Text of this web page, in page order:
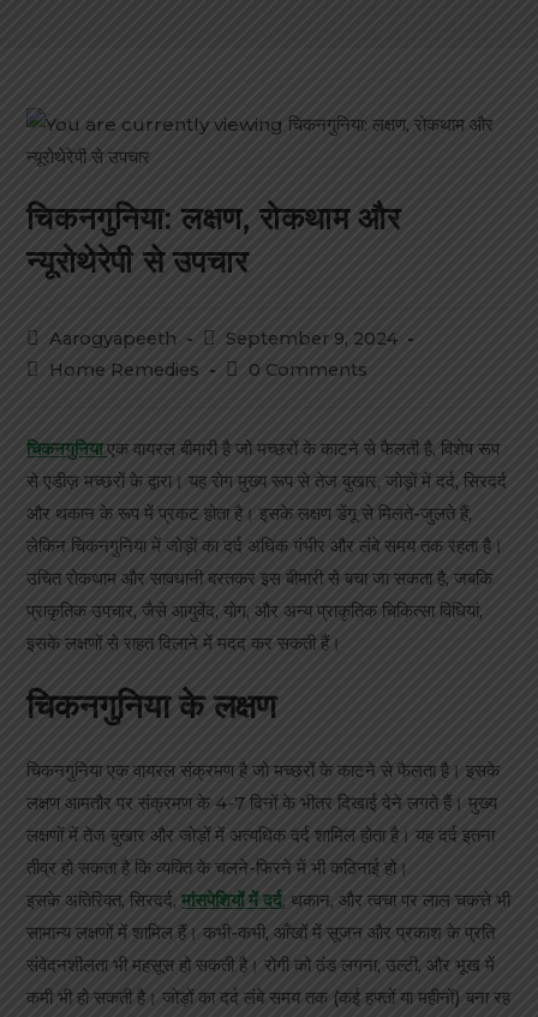
चिकनगुनिया: लक्षण, रोकथाम और
न्यूरोथेरेपी से उपचार
Aarogyapeeth
September 9, 2024
Home Remedies
0 Comments
चिकनगुनियाएक वायरल बीमारी है जो मच्छरों के काटने से फैलती है, विशेष रूप
से एडीज़ मच्छरों के द्वारा। यह रोग मुख्य रूप से तेज बुखार, जोड़ों में दर्द, सिरदर्द
और थकान के रूप में प्रकट होता है। इसके लक्षण डेंगू से मिलते-जुलते हैं,
लेकिन चिकनगुनिया में जोड़ों का दर्द अधिक गंभीर और लंबे समय तक रहता है।
उचित रोकथाम और सावधानी बरतकर इस बीमारी से बचा जा सकता है, जबकि
प्राकृतिक उपचार, जैसे आयुर्वेद, योग, और अन्य प्राकृतिक चिकित्सा विधियां,
इसके लक्षणों से राहत दिलाने में मदद कर सकती हैं।
चिकनगुनिया के लक्षण
चिकनगुनिया एक वायरल संक्रमण है जो मच्छरों के काटने से फैलता है। इसके
लक्षण आमतौर पर संक्रमण के 4-7 दिनों के भीतर दिखाई देने लगते हैं। मुख्य
लक्षणों में तेज बुखार और जोड़ों में अत्यधिक दर्द शामिल होता है। यह दर्द इतना
तीव्र हो सकता है कि व्यक्ति के चलने-फिरने में भी कठिनाई हो।
इसके अतिरिक्त, सिरदर्द,मांसपेशियों में दर्द, थकान, और त्वचा पर लाल चकत्ते भी
सामान्य लक्षणों में शामिल हैं। कभी-कभी, आँखों में सूजन और प्रकाश के प्रति
संवेदनशीलता भी महसूस हो सकती है। रोगी को ठंड लगना, उल्टी, और भूख में
कमी भी हो सकती है। जोड़ों का दर्द लंबे समय तक (कई हफ्तों या महीनों) बना रह